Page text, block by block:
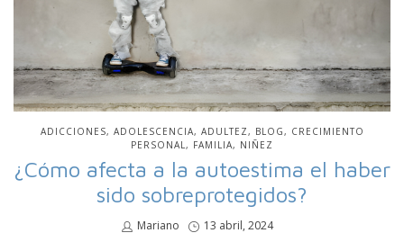
PUBLICADO
ADICCIONES ADOLESCENCIA ADULTEZ BLOG
CRECIMIENTO
PERSONAL
FAMILIA NIÑEZ
¿Cómo afecta a la autoestima el haber
sido sobreprotegidos?
por
Mariano
Publicado
13 abril, 2024